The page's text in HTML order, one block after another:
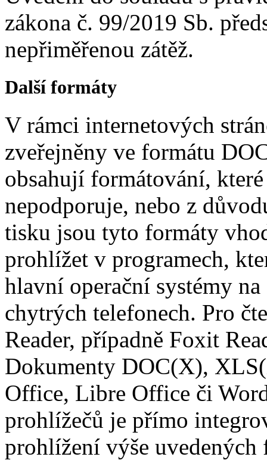
zákona č. 99/2019 Sb.
nepřiměřenou zátěž.
Další formáty
V rámci internetových
zveřejněny ve formátu
obsahují formátování,
nepodporuje, nebo z
tisku jsou tyto formáty
prohlížet v programech,
hlavní operační systémy
chytrých telefonech. Pro
Reader, případně Foxit
Dokumenty DOC(X),
Office, Libre Office či
prohlížečů je přímo
prohlížení výše uvedených